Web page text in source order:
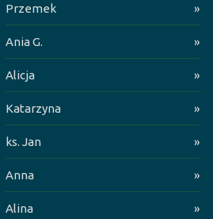
Przemek »
Ania G. »
Alicja »
Katarzyna »
ks. Jan »
Anna »
Alina »